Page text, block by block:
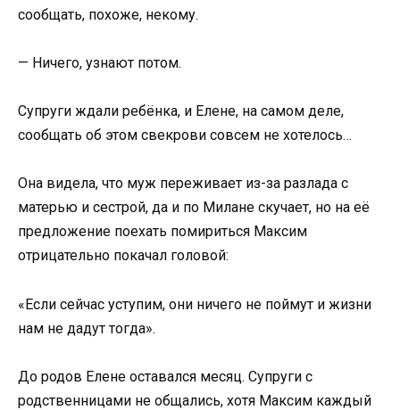
сообщать, похоже, некому.
— Ничего, узнают потом.
Супруги ждали ребёнка, и Елене, на самом деле,
сообщать об этом свекрови совсем не хотелось…
Она видела, что муж переживает из-за разлада с
матерью и сестрой, да и по Милане скучает, но на её
предложение поехать помириться Максим
отрицательно покачал головой:
«Если сейчас уступим, они ничего не поймут и жизни
нам не дадут тогда».
До родов Елене оставался месяц. Супруги с
родственницами не общались, хотя Максим каждый